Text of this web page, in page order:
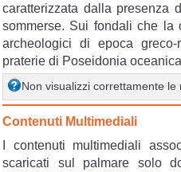
caratterizzata dalla presenza
sommerse. Sui fondali che la
archeologici di epoca
praterie di Poseidonia
Non visualizzi correttamente
Contenuti Multimediali
I contenuti multimediali
scaricati sul palmare solo